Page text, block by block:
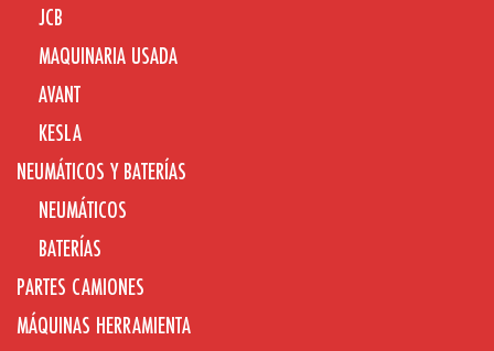
JCB
MAQUINARIA USADA
AVANT
KESLA
NEUMÁTICOS Y BATERÍAS
NEUMÁTICOS
BATERÍAS
PARTES CAMIONES
MÁQUINAS HERRAMIENTA